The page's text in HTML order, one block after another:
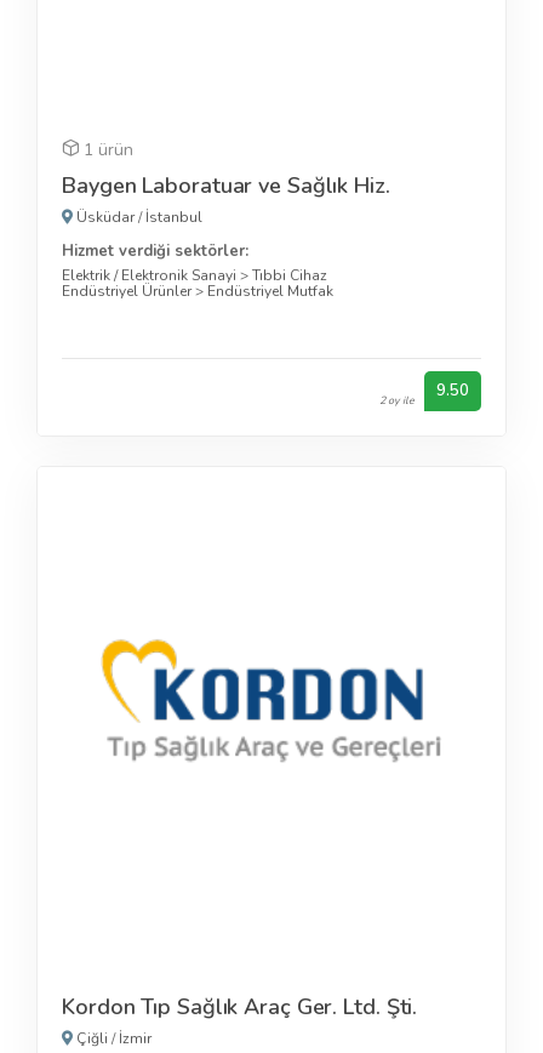
1 ürün
Baygen Laboratuar ve Sağlık Hiz.
Üsküdar/İstanbul
Hizmet verdiği sektörler:
Elektrik / Elektronik Sanayi >Tıbbi Cihaz
Endüstriyel Ürünler> Endüstriyel Mutfak
2 oy ile 9.50
Kordon Tıp Sağlık Araç Ger. Ltd. Şti.
Çiğli /İzmir